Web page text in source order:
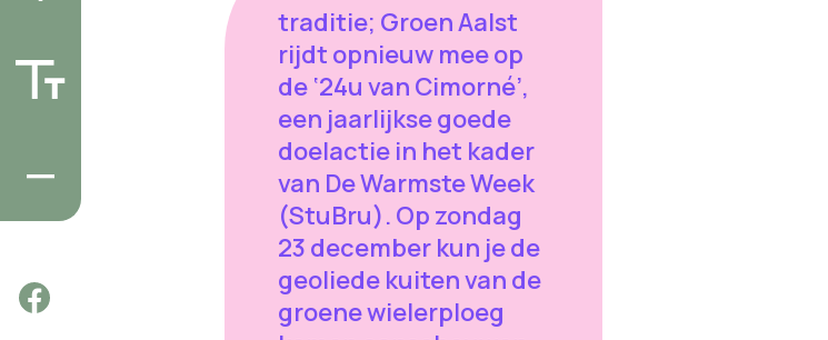
traditie; Groen Aalst
rijdt opnieuw mee op
de ‘24u van Cimorné’,
een jaarlijkse goede
doelactie in het kader
van De Warmste Week
(StuBru). Op zondag
23 december kun je de
geoliede kuiten van de
groene wielerploeg